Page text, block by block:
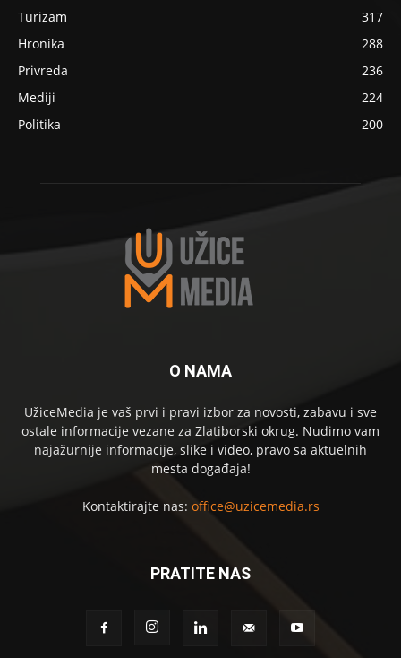
Turizam
317
Hronika
288
Privreda
236
Mediji
224
Politika
200
O NAMA
UžiceMedia je vaš prvi i pravi izbor za novosti, zabavu i sve
ostale informacije vezane za Zlatiborski okrug. Nudimo vam
najažurnije informacije, slike i video, pravo sa aktuelnih
mesta događaja!
Kontaktirajte nas: office@uzicemedia.rs
PRATITE NAS